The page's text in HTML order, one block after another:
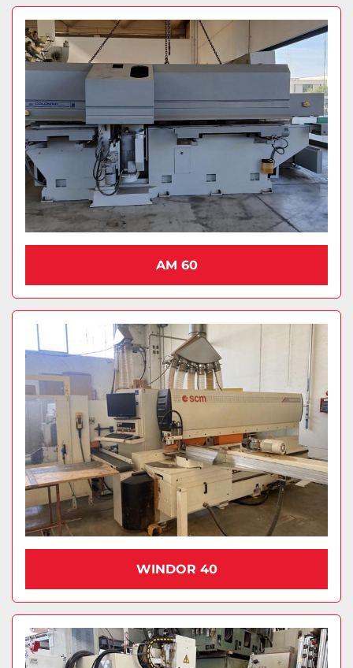
Modello Ordina per
AM 60
WINDOR 40